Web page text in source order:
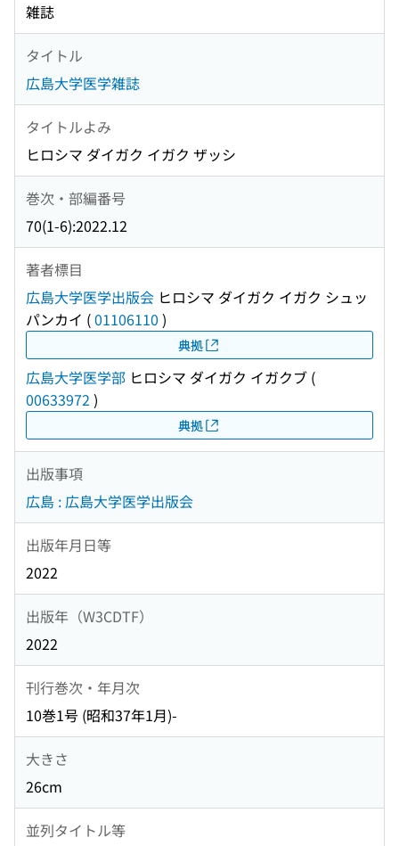
雑誌
タイトル
広島大学医学雑誌
タイトルよみ
ヒロシマ ダイガク イガク ザッシ
巻次・部編番号
70(1-6):2022.12
著者標目
広島大学医学出版会 ヒロシマ ダイガク イガク シュッ
パンカイ (01106110 )
典拠
広島大学医学部 ヒロシマ ダイガク イガクブ (
00633972 )
典拠
出版事項
広島 : 広島大学医学出版会
出版年月日等
2022
出版年（W3CDTF）
2022
刊行巻次・年月次
10巻1号 (昭和37年1月)-
大きさ
26cm
並列タイトル等